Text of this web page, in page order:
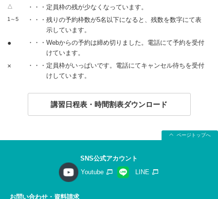
△ ・・・定員枠の残が少なくなっています。
1～5
・・・残りの予約枠数が5名以下になると、残数を数字にて表
示しています。
●
・・・Webからの予約は締め切りました。電話にて予約を受付
けています。
×
・・・定員枠がいっぱいです。電話にてキャンセル待ちを受付
けしています。
講習日程表・時間割表ダウンロード
ページトップへ
SNS公式アカウント
Youtube
LINE
お問い合わせ・資料請求